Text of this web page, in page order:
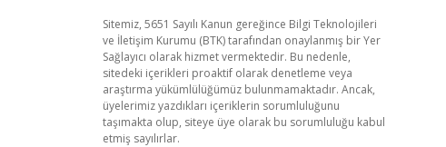
Sitemiz, 5651 Sayılı Kanun gereğince Bilgi Teknolojileri
ve İletişim Kurumu (BTK) tarafından onaylanmış bir Yer
Sağlayıcı olarak hizmet vermektedir. Bu nedenle,
sitedeki içerikleri proaktif olarak denetleme veya
araştırma yükümlülüğümüz bulunmamaktadır. Ancak,
üyelerimiz yazdıkları içeriklerin sorumluluğunu
taşımakta olup, siteye üye olarak bu sorumluluğu kabul
etmiş sayılırlar.